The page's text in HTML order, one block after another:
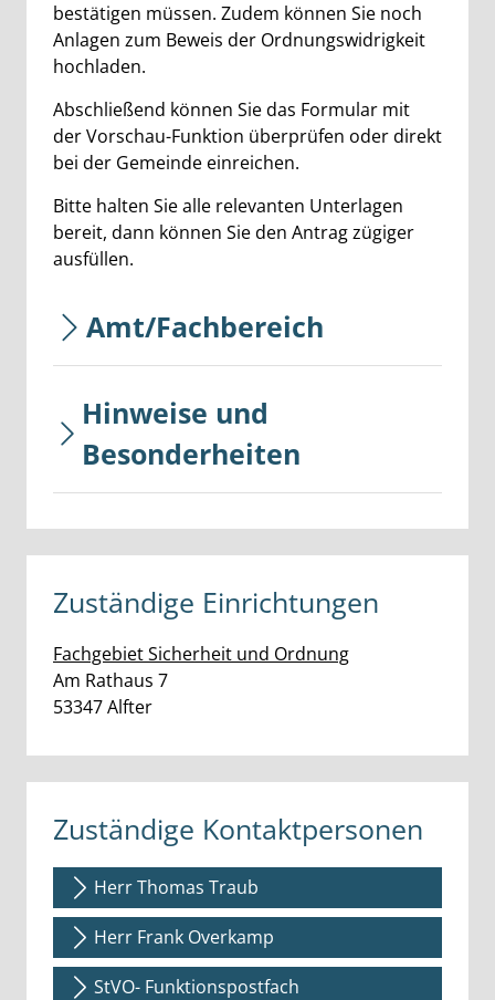
bestätigen müssen. Zudem können Sie noch
Anlagen zum Beweis der Ordnungswidrigkeit
hochladen.
Abschließend können Sie das Formular mit
der Vorschau-Funktion überprüfen oder direkt
bei der Gemeinde einreichen.
Bitte halten Sie alle relevanten Unterlagen
bereit, dann können Sie den Antrag zügiger
ausfüllen.
Amt/Fachbereich
Hinweise und
Besonderheiten
Zuständige Einrichtungen
Fachgebiet Sicherheit und Ordnung
Straße:
Am Rathaus Hausnummer:
7
PLZ:
53347Ort:
Alfter
Zuständige Kontaktpersonen
Herr Thomas Traub
Herr Frank Overkamp
StVO- Funktionspostfach